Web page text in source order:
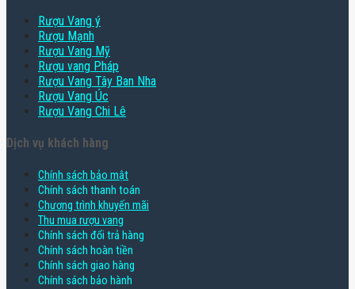
Rượu Vang ý
Rượu Mạnh
Rượu Vang Mỹ
Rượu vang Pháp
Rượu Vang Tây Ban Nha
Rượu Vang Úc
Rượu Vang Chi Lê
Dịch vụ khách hàng
Chính sách bảo mật
Chính sách thanh toán
Chương trình khuyến mãi
Thu mua rượu vang
Chính sách đổi trả hàng
Chính sách hoàn tiền
Chính sách giao hàng
Chính sách bảo hành